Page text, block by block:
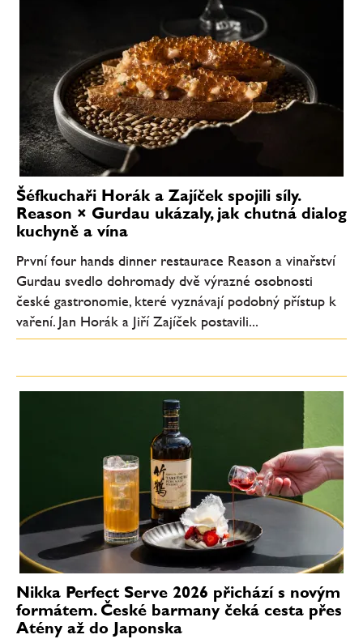
Šéfkuchaři Horák a Zajíček spojili síly.
Reason × Gurdau ukázaly, jak chutná dialog
kuchyně a vína
První four hands dinner restaurace Reason a vinařství
Gurdau svedlo dohromady dvě výrazné osobnosti
české gastronomie, které vyznávají podobný přístup k
vaření. Jan Horák a Jiří Zajíček postavili...
Nikka Perfect Serve 2026 přichází s novým
formátem. České barmany čeká cesta přes
Atény až do Japonska